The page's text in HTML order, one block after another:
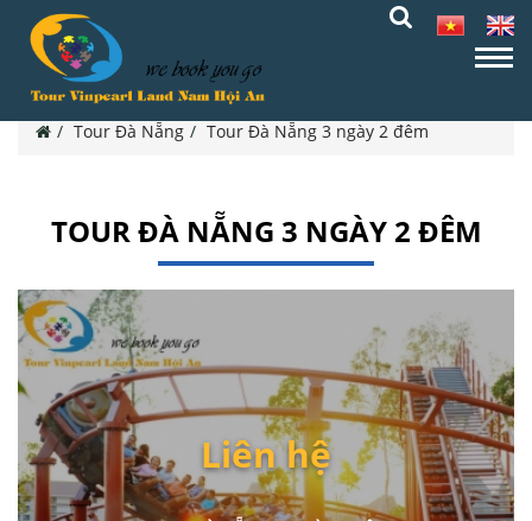
Tour Đà Nẵng Tour Đà Nẵng 3 ngày 2 đêm
TOUR ĐÀ NẴNG 3 NGÀY 2 ĐÊM
Liên hệ